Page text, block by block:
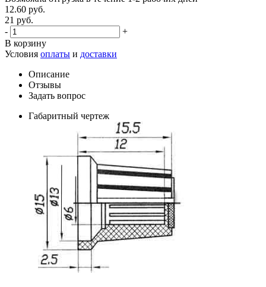
12.60 руб.
21 руб.
-
+
В корзину
Условия оплаты и доставки
Описание
Отзывы
Задать вопрос
Габаритный чертеж